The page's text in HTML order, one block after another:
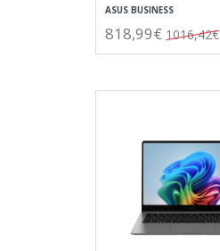
ASUS BUSINESS
818,99€ 1016,42€